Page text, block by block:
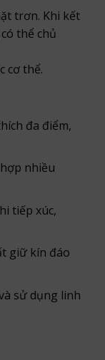
trơn. Khi kết
thể chủ
cơ thể.
đa điểm,
nhiều
tiếp xúc,
giữ kín đáo
sử dụng linh